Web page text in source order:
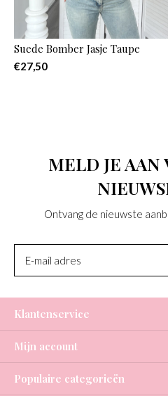
Suede Bomber Jasje Taupe
€27,50
MELD JE AAN
Ontvang de nieuwste
Klantenservice
Mijn account
Populaire categorieën